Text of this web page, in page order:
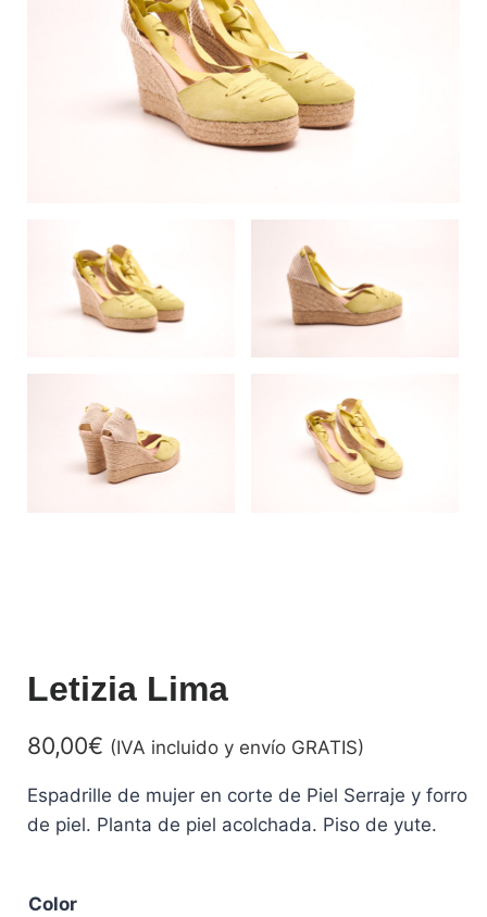
Letizia Lima
80,00€ (IVA incluido y envío GRATIS)
Espadrille de mujer en corte de Piel Serraje y forro
de piel. Planta de piel acolchada. Piso de yute.
Color